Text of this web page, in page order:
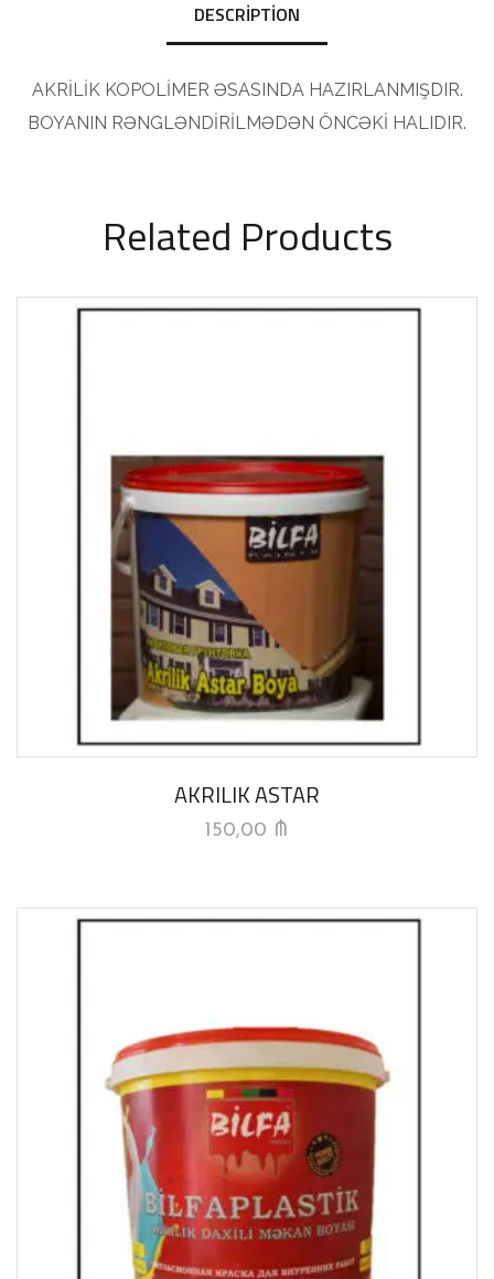
DESCRIPTION
AKRİLİK KOPOLİMER ƏSASINDA HAZIRLANMIŞDIR.
BOYANIN RƏNGLƏNDİRİLMƏDƏN ÖNCƏKİ HALIDIR.
Related Products
AKRILIK ASTAR
150,00 ₼